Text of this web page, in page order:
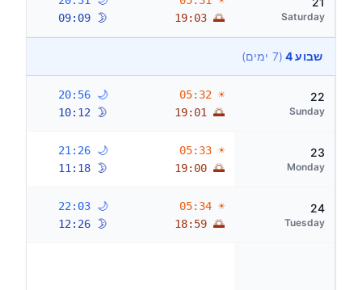
Saturday
🌅 19:03
🌛 09:09
שבוע 4 (7 ימים)
22
Sunday
☀ 05:32
🌅 19:01
🌙 20:56
🌛 10:12
23
Monday
☀ 05:33
🌅 19:00
🌙 21:26
🌛 11:18
24
Tuesday
☀ 05:34
🌅 18:59
🌙 22:03
🌛 12:26